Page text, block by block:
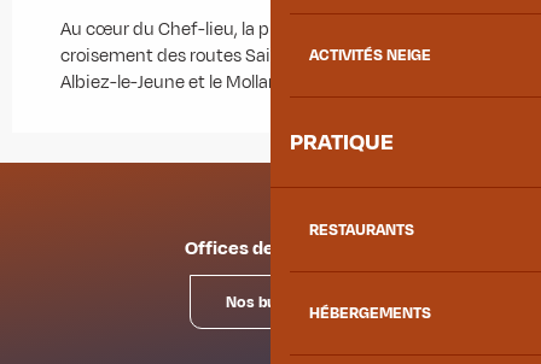
ACTIVITÉS NEIGE
PRATIQUE
RESTAURANTS
HÉBERGEMENTS
Au cœur du Chef-lieu, la place Opinel est au
croisement des routes Saint-Jean-de-Maurienne,
Albiez-le-Jeune et le Mollard.
Offices de tourisme
Nos bureaux